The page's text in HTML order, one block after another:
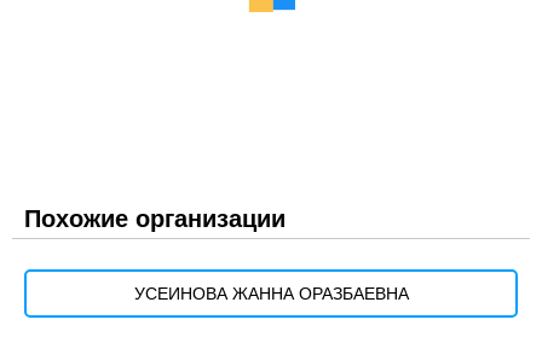
Похожие организации
УСЕИНОВА ЖАННА ОРАЗБАЕВНА